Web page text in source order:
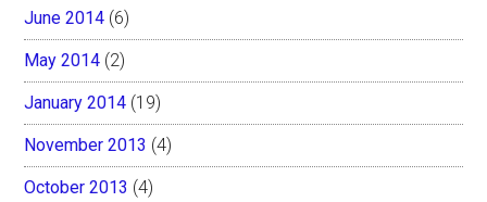
June 2014 (6)
May 2014 (2)
January 2014 (19)
November 2013 (4)
October 2013 (4)